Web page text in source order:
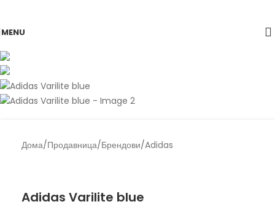
MENU
-60%
Дома/Продавница/Брендови/Adidas
Adidas Varilite blue